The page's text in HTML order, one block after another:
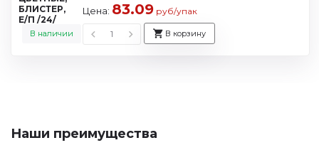
В наличии
Цена: 83.09 руб/упак
В корзину
Наши преимущества